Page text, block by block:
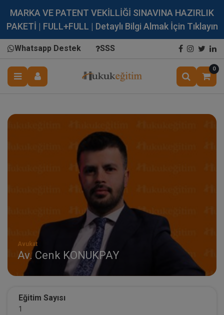
MARKA VE PATENT VEKİLLİĞİ SINAVINA HAZIRLIK
PAKETİ | FULL+FULL | Detaylı Bilgi Almak İçin Tıklayın
Whatsapp Destek SSS
0
Avukat
Av. Cenk KONUKPAY
Eğitim Sayısı
1